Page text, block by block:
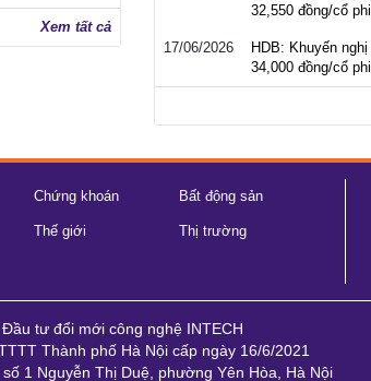
Xem tất cả
32,550 đồng/cổ
17/06/2026
HDB: Khuyến
34,000 đồng/cổ
Chứng khoán Bất động sản
Thế giới Thị trường
tư đổi mới công nghệ INTECH
Thành phố Hà Nội cấp ngày 16/6/2021
1 Nguyễn Thị Duệ, phường Yên Hòa, Hà Nội